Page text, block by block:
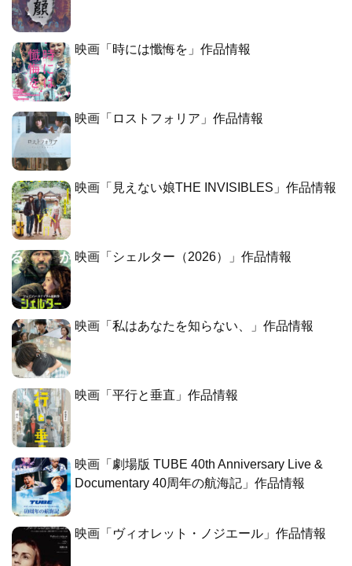
映画「時には懺悔を」作品情報
映画「ロストフォリア」作品情報
映画「見えない娘THE INVISIBLES」作品情報
映画「シェルター（2026）」作品情報
映画「私はあなたを知らない、」作品情報
映画「平行と垂直」作品情報
映画「劇場版 TUBE 40th Anniversary Live &
Documentary 40周年の航海記」作品情報
映画「ヴィオレット・ノジエール」作品情報